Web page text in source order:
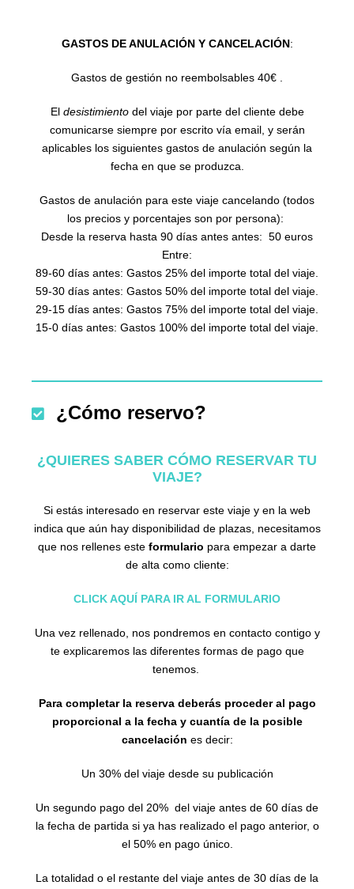
GASTOS DE ANULACIÓN Y CANCELACIÓN:
Gastos de gestión no reembolsables 40€ .
El desistimientodel viaje por parte del cliente debe
comunicarse siempre por escrito vía email, y serán
aplicables los siguientes gastos de anulación según la
fecha en que se produzca.
Gastos de anulación para este viaje cancelando (todos
los precios y porcentajes son por persona):
Desde la reserva hasta 90 días antes antes: 50 euros
Entre:
89-60 días antes: Gastos 25% del importe total del viaje.
59-30 días antes: Gastos 50% del importe total del viaje.
29-15 días antes: Gastos 75% del importe total del viaje.
15-0 días antes: Gastos 100% del importe total del viaje.
¿Cómo reservo?
¿QUIERES SABER CÓMO RESERVAR TU
VIAJE?
Si estás interesado en reservar este viaje y en la web
indica que aún hay disponibilidad de plazas, necesitamos
que nos rellenes este formulario para empezar a darte
de alta como cliente:
CLICK AQUÍ PARA IR AL FORMULARIO
Una vez rellenado, nos pondremos en contacto contigo y
te explicaremos las diferentes formas de pago que
tenemos.
Para completar la reserva deberás proceder al pago
proporcional a la fecha y cuantía de la posible
cancelación es decir:
Un 30% del viaje desde su publicación
Un segundo pago del 20% del viaje antes de 60 días de
la fecha de partida si ya has realizado el pago anterior, o
el 50% en pago único.
La totalidad o el restante del viaje antes de 30 días de la